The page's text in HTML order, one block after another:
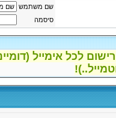
שם משתמש
סיסמה
לכל אימייל